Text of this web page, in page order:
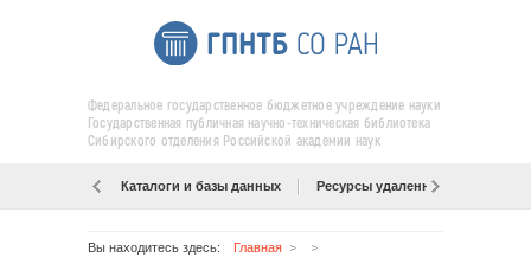
Федеральное государственное бюджетное учреждение науки
Государственная публичная научно-техническая библиотека
Сибирского отделения Российской академии наук
Каталоги и базы данных Ресурсы удаленного доступа
Вы находитесь здесь: Главная